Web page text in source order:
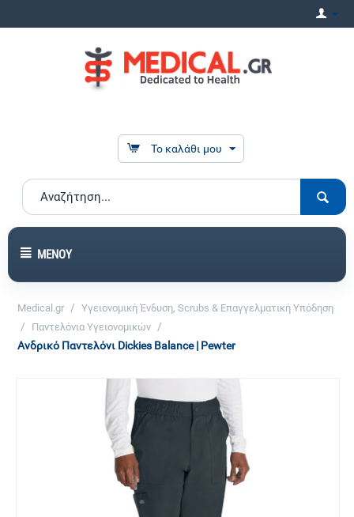
Το καλάθι μου
ΜΕΝΟΎ
Medical.gr / Υγειονομική Ένδυση, Scrubs & Επαγγελματική Υπόδηση
/ Παντελόνια Υγειονομικών /
Ανδρικό Παντελόνι Dickies Balance | Pewter